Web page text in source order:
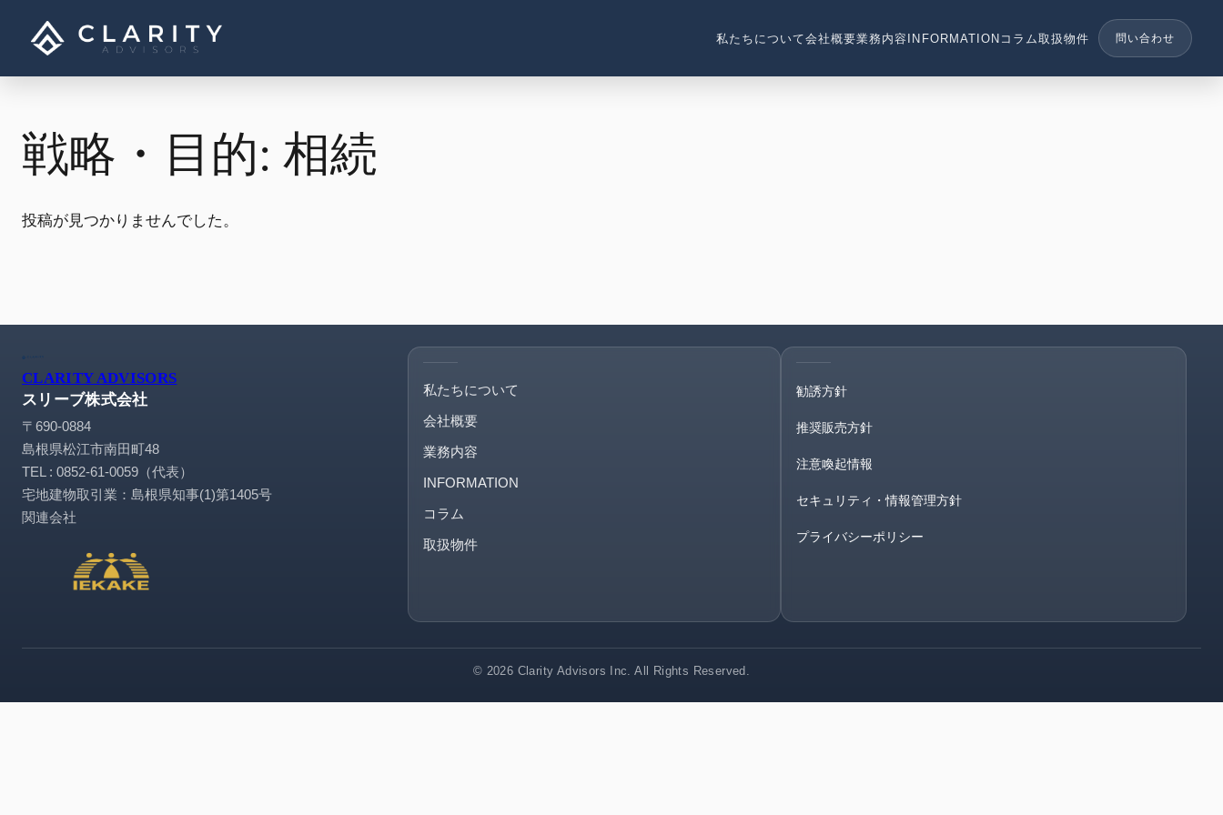
ス
私たちについて会社概要業務内容 INFORMATION コラム取扱物件 問い合わせ
戦略・目的: 相続
投稿が見つかりませんでした。
CLARITY ADVISORS
スリーブ株式会社
〒690-0884
島根県松江市南田町48
TEL : 0852-61-0059（代表）
宅地建物取引業：島根県知事(1)第1405号
関連会社
私たちについて
会社概要
業務内容
INFORMATION
コラム
取扱物件
勧誘方針
推奨販売方針
注意喚起情報
セキュリティ・情報管理方針
プライバシーポリシー
© 2026 Clarity Advisors Inc. All Rights Reserved.